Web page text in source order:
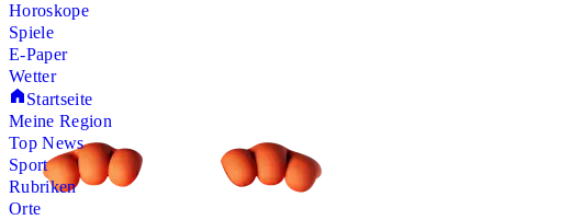
Horoskope
Spiele
E-Paper
Wetter
Startseite
Meine Region
Top News
Sport
Rubriken
Orte